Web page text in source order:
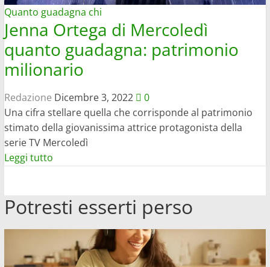
Quanto guadagna chi
Jenna Ortega di Mercoledì
quanto guadagna: patrimonio
milionario
Redazione Dicembre 3, 2022
0
Una cifra stellare quella che corrisponde al patrimonio
stimato della giovanissima attrice protagonista della
serie TV Mercoledì
Leggi tuttoLeggi
su
Jenna
Ortega
Mercoledì
Potresti esserti perso